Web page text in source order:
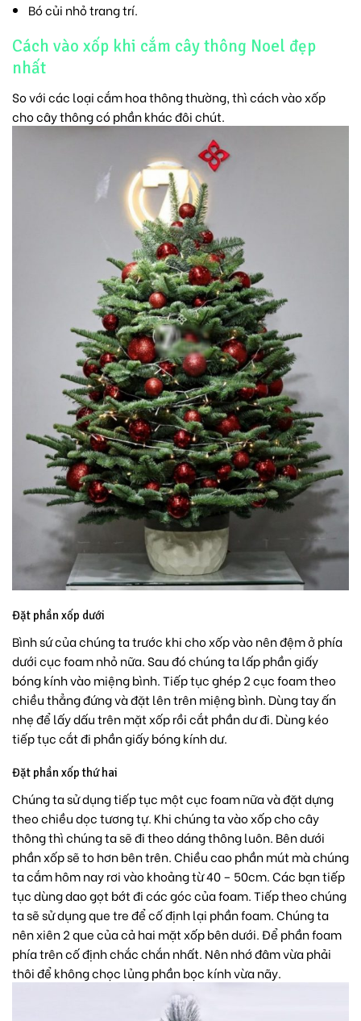
Bó củi nhỏ trang trí.
Cách vào xốp khi cắm cây thông Noel đẹp
nhất
So với các loại cắm hoa thông thường, thì cách vào xốp
cho cây thông có phần khác đôi chút.
Đặt phần xốp dưới
Bình sứ của chúng ta trước khi cho xốp vào nên đệm ở phía
dưới cục foam nhỏ nữa. Sau đó chúng ta lấp phần giấy
bóng kính vào miệng bình. Tiếp tục ghép 2 cục foam theo
chiều thẳng đứng và đặt lên trên miệng bình. Dùng tay ấn
nhẹ để lấy dấu trên mặt xốp rồi cắt phần dư đi. Dùng kéo
tiếp tục cắt đi phần giấy bóng kính dư.
Đặt phần xốp thứ hai
Chúng ta sử dụng tiếp tục một cục foam nữa và đặt dựng
theo chiều dọc tương tự. Khi chúng ta vào xốp cho cây
thông thì chúng ta sẽ đi theo dáng thông luôn. Bên dưới
phần xốp sẽ to hơn bên trên. Chiều cao phần mút mà chúng
ta cắm hôm nay rơi vào khoảng từ 40 – 50cm. Các bạn tiếp
tục dùng dao gọt bớt đi các góc của foam. Tiếp theo chúng
ta sẽ sử dụng que tre để cố định lại phần foam. Chúng ta
nên xiên 2 que của cả hai mặt xốp bên dưới. Để phần foam
phía trên cố định chắc chắn nhất. Nên nhớ đâm vừa phải
thôi để không chọc lủng phần bọc kính vừa nãy.